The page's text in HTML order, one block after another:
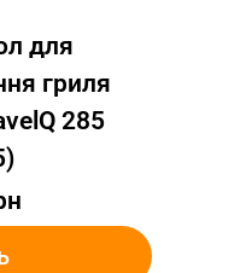
для
гриля
285